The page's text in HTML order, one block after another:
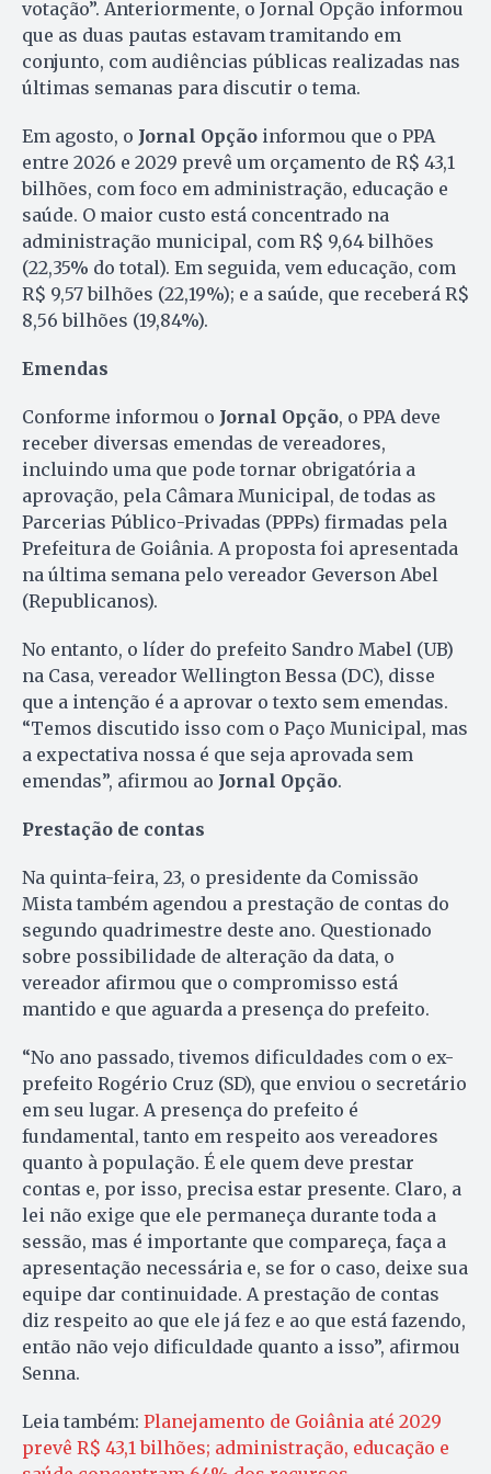
votação”. Anteriormente, o Jornal Opção informou
que as duas pautas estavam tramitando em
conjunto, com audiências públicas realizadas nas
últimas semanas para discutir o tema.
Em agosto, o Jornal Opção informou que o PPA
entre 2026 e 2029 prevê um orçamento de R$ 43,1
bilhões, com foco em administração, educação e
saúde. O maior custo está concentrado na
administração municipal, com R$ 9,64 bilhões
(22,35% do total). Em seguida, vem educação, com
R$ 9,57 bilhões (22,19%); e a saúde, que receberá R$
8,56 bilhões (19,84%).
Emendas
Conforme informou o Jornal Opção, o PPA deve
receber diversas emendas de vereadores,
incluindo uma que pode tornar obrigatória a
aprovação, pela Câmara Municipal, de todas as
Parcerias Público-Privadas (PPPs) firmadas pela
Prefeitura de Goiânia. A proposta foi apresentada
na última semana pelo vereador Geverson Abel
(Republicanos).
No entanto, o líder do prefeito Sandro Mabel (UB)
na Casa, vereador Wellington Bessa (DC), disse
que a intenção é a aprovar o texto sem emendas.
“Temos discutido isso com o Paço Municipal, mas
a expectativa nossa é que seja aprovada sem
emendas”, afirmou ao Jornal Opção.
Prestação de contas
Na quinta-feira, 23, o presidente da Comissão
Mista também agendou a prestação de contas do
segundo quadrimestre deste ano. Questionado
sobre possibilidade de alteração da data, o
vereador afirmou que o compromisso está
mantido e que aguarda a presença do prefeito.
“No ano passado, tivemos dificuldades com o ex-
prefeito Rogério Cruz (SD), que enviou o secretário
em seu lugar. A presença do prefeito é
fundamental, tanto em respeito aos vereadores
quanto à população. É ele quem deve prestar
contas e, por isso, precisa estar presente. Claro, a
lei não exige que ele permaneça durante toda a
sessão, mas é importante que compareça, faça a
apresentação necessária e, se for o caso, deixe sua
equipe dar continuidade. A prestação de contas
diz respeito ao que ele já fez e ao que está fazendo,
então não vejo dificuldade quanto a isso”, afirmou
Senna.
Leia também: Planejamento de Goiânia até 2029
prevê R$ 43,1 bilhões; administração, educação e